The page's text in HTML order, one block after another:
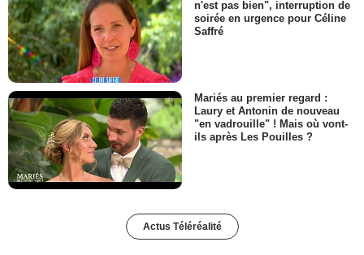
n'est pas bien", interruption de
soirée en urgence pour Céline
Saffré
Mariés au premier regard :
Laury et Antonin de nouveau
"en vadrouille" ! Mais où vont-
ils après Les Pouilles ?
Actus Téléréalité